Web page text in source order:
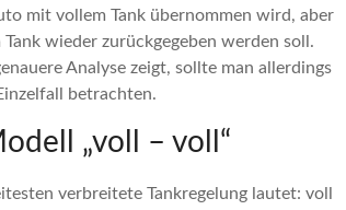
mit vollem Tank übernommen wird, aber
Tank wieder zurückgegeben werden soll.
Analyse zeigt, sollte man allerdings
betrachten.
„voll – voll“
verbreitete Tankregelung lautet: voll